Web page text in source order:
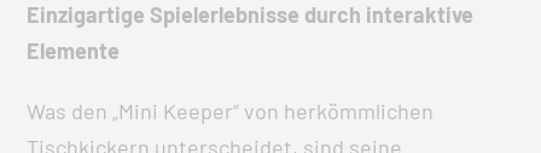
Einzigartige Spielerlebnisse durch interaktive
Elemente
Was den „Mini Keeper“ von herkömmlichen
Tischkickern unterscheidet, sind seine